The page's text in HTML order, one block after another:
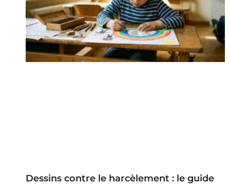
Dessins contre le harcèlement : le guide